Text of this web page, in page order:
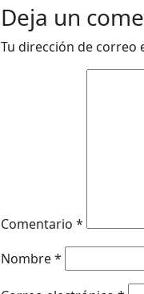
Deja un
Tu dirección de correo
Comentario *
Nombre*